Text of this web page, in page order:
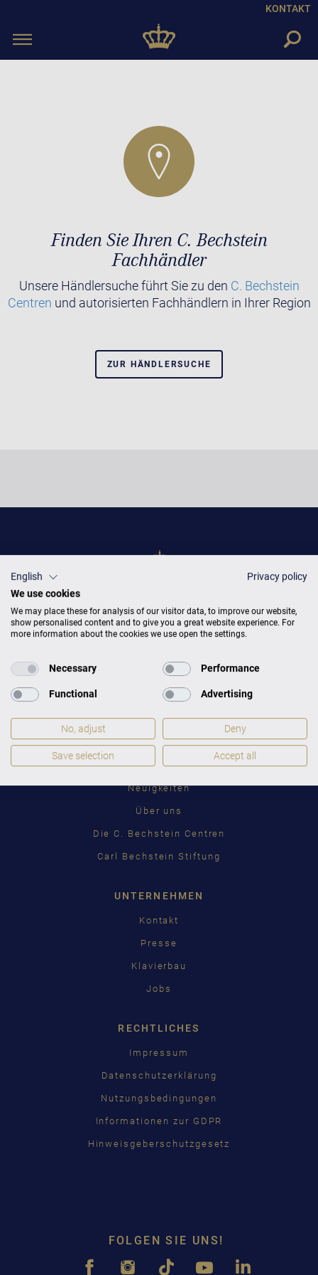
KONTAKT
Toggle
Finden Sie Ihren C. Bechstein
Fachhändler
Unsere Händlersuche führt Sie zu den C. Bechstein
Centren und autorisierten Fachhändlern in Ihrer Region
ZUR HÄNDLERSUCHE
DEUTSCH
TOGGLE
DEUTSCH
ENGLISH
FRANÇAIS
PУССКИЙ
ČEŠTINA
中国
C. BECHSTEIN
Händlersuche
Katalog herunterladen
Fragen & Antworten
Neuigkeiten
Über uns
Die C. Bechstein Centren
Carl Bechstein Stiftung
UNTERNEHMEN
Kontakt
Presse
Klavierbau
Jobs
RECHTLICHES
Impressum
Datenschutzerklärung
Nutzungsbedingungen
Informationen zur GDPR
Hinweisgeberschutzgesetz
FOLGEN SIE UNS!
English
Privacy policy
We use cookies
We may place these for analysis of our visitor data, to improve our website,
show personalised content and to give you a great website experience. For
more information about the cookies we use open the settings.
Necessary Performance
Functional Advertising
No, adjust Deny
Save selection Accept all